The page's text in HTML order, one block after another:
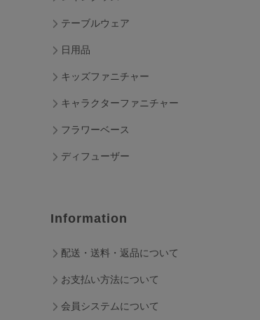
テーブルウェア
日用品
キッズファニチャー
キャラクターファニチャー
フラワーベース
ディフューザー
Information
配送・送料・返品について
お支払い方法について
会員システムについて